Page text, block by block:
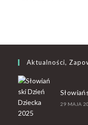
Aktualności,
29 MAJA